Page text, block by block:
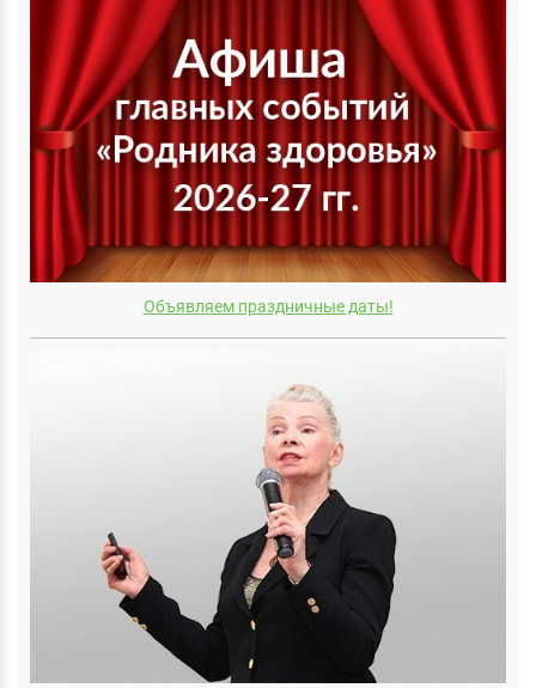
Объявляем праздничные даты!